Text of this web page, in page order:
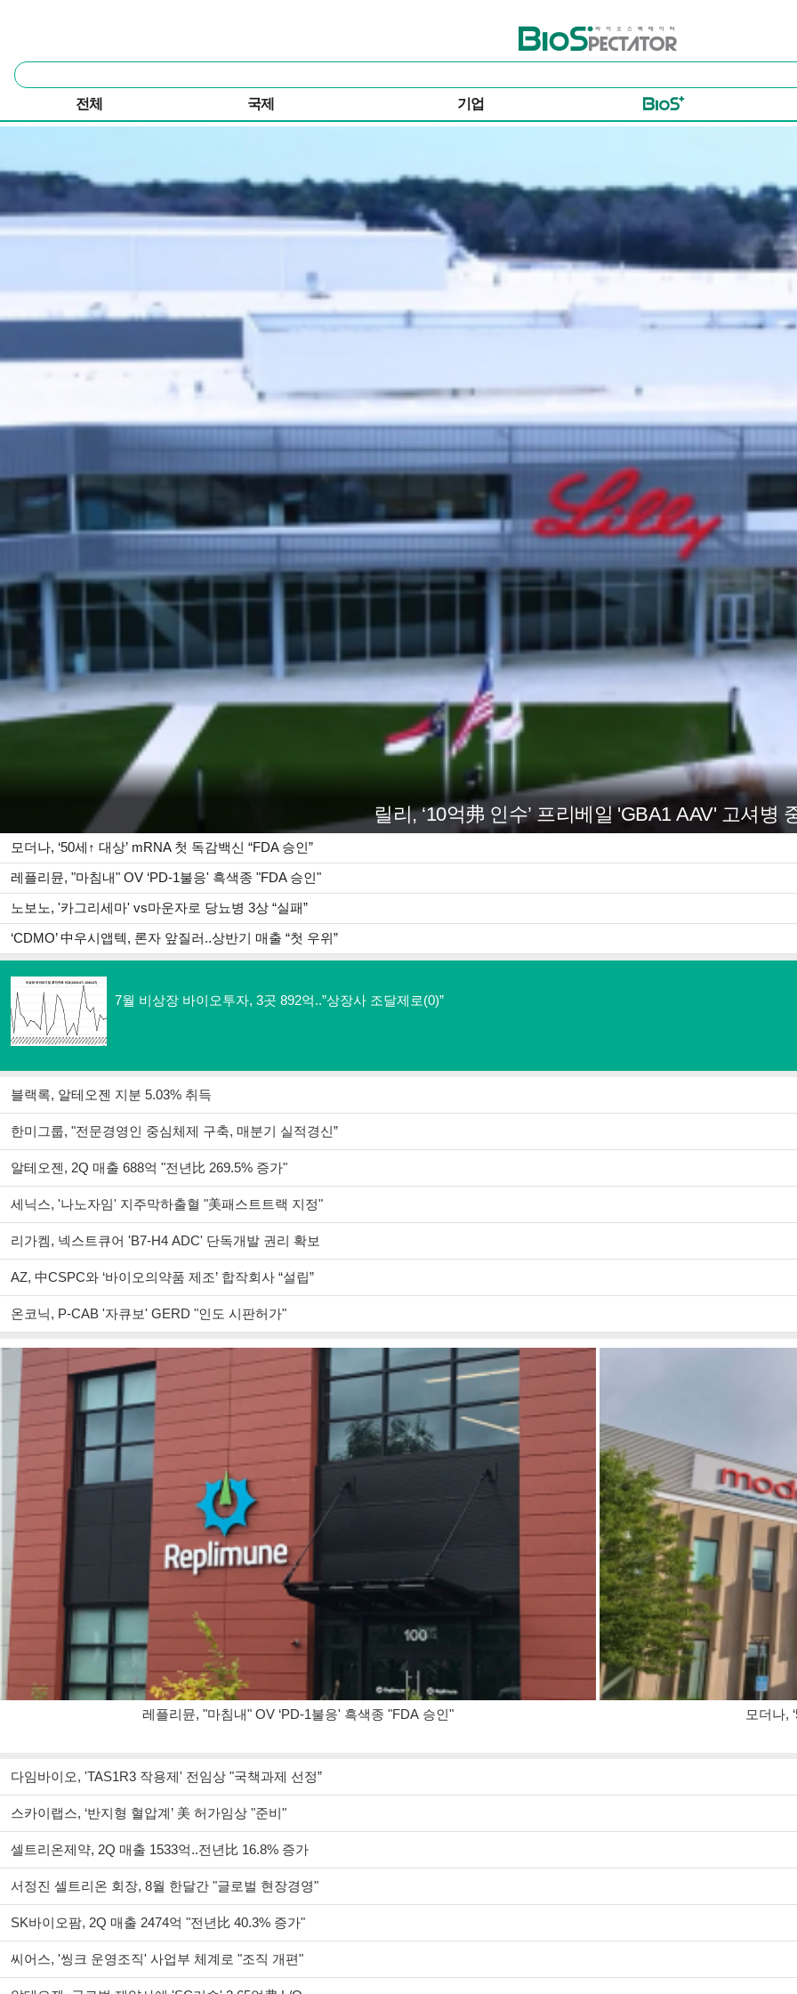
바이오스펙테이터
통
합
색
전체 국제 기업
릴리, ‘10억弗 인수’ 프리베일 'GBA1 AAV' 고셔병
모더나, ‘50세↑ 대상’ mRNA 첫 독감백신 “FDA 승인”
레플리뮨, "마침내" OV ‘PD-1불응' 흑색종 "FDA 승인"
노보노, '카그리세마' vs마운자로 당뇨병 3상 “실패”
‘CDMO’ 中우시앱텍, 론자 앞질러..상반기 매출 “첫 우위”
7월 비상장 바이오투자, 3곳 892억..”상장사 조달제로(0)”
블랙록, 알테오젠 지분 5.03% 취득
한미그룹, "전문경영인 중심체제 구축, 매분기 실적경신”
알테오젠, 2Q 매출 688억 "전년比 269.5% 증가"
세닉스, '나노자임' 지주막하출혈 "美패스트트랙 지정"
리가켐, 넥스트큐어 'B7-H4 ADC' 단독개발 권리 확보
AZ, 中CSPC와 ‘바이오의약품 제조’ 합작회사 “설립”
온코닉, P-CAB '자큐보' GERD "인도 시판허가"
레플리뮨, "마침내" OV ‘PD-1불응' 흑색종 "FDA 승인" 모더나,
다임바이오, 'TAS1R3 작용제' 전임상 "국책과제 선정”
스카이랩스, ‘반지형 혈압계’ 美 허가임상 "준비"
셀트리온제약, 2Q 매출 1533억..전년比 16.8% 증가
서정진 셀트리온 회장, 8월 한달간 "글로벌 현장경영"
SK바이오팜, 2Q 매출 2474억 "전년比 40.3% 증가"
씨어스, '씽크 운영조직' 사업부 체계로 "조직 개편"